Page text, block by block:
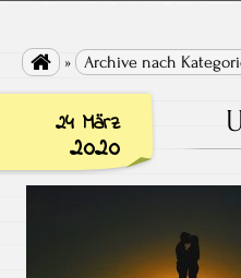
 » Archive nach
24 März
2020